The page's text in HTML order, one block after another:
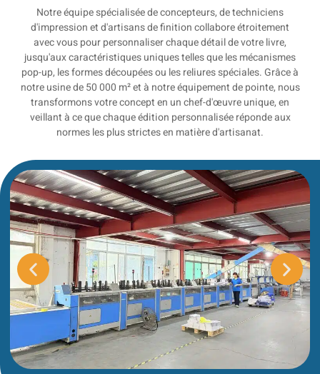
Notre équipe spécialisée de concepteurs, de techniciens
d'impression et d'artisans de finition collabore étroitement
avec vous pour personnaliser chaque détail de votre livre,
jusqu'aux caractéristiques uniques telles que les mécanismes
pop-up, les formes découpées ou les reliures spéciales. Grâce à
notre usine de 50 000 m² et à notre équipement de pointe, nous
transformons votre concept en un chef-d'œuvre unique, en
veillant à ce que chaque édition personnalisée réponde aux
normes les plus strictes en matière d'artisanat.